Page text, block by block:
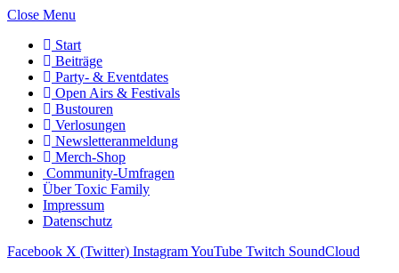
Close Menu
Start
Beiträge
Party- & Eventdates
Open Airs & Festivals
Bustouren
Verlosungen
Newsletteranmeldung
Merch-Shop
Community-Umfragen
Über Toxic Family
Impressum
Datenschutz
Facebook X (Twitter) InstagramYouTube Twitch SoundCloud